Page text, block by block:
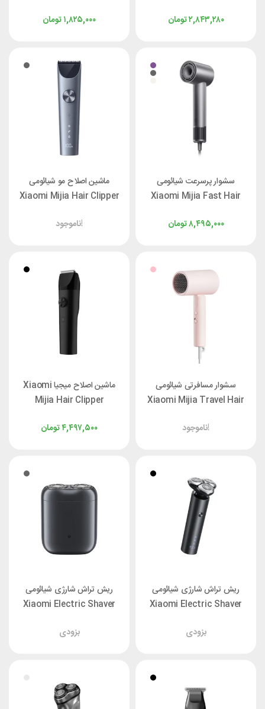
تومان۲,۸۴۳,۲۸۰
تومان۱,۸۲۵,۰۰۰
سشوار پرسرعت شیائومی
Xiaomi Mijia Fast Hair
تومان۸,۴۹۵,۰۰۰
ماشین اصلاح مو شیائومی
Xiaomi Mijia Hair Clipper
ناموجود!
سشوار مسافرتی شیائومی
Xiaomi Mijia Travel Hair
ناموجود!
ماشین اصلاح میجیا Xiaomi
Mijia Hair Clipper
تومان۴,۴۹۷,۵۰۰
ریش تراش شارژی شیائومی
Xiaomi Electric Shaver
بزودی
ریش تراش شارژی شیائومی
Xiaomi Electric Shaver
بزودی